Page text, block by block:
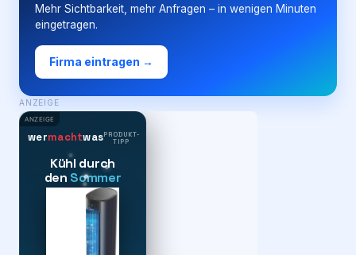
Mehr Sichtbarkeit, mehr Anfragen – in wenigen Minuten
eingetragen.
Firma eintragen →
ANZEIGE
ANZEIGE
wermachtwasPRODUKT-
TIPP
Kühl durch
den Sommer